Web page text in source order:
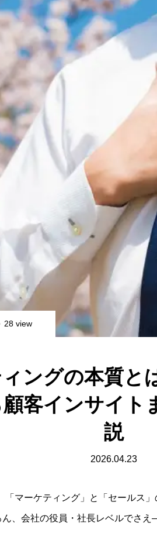
28 view
ングの本質と
客インサイト
説
2026.04.23
「マーケティング」と「セールス
、会社の役員・社長レベルでさ